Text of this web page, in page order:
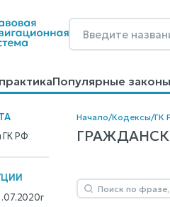
Популярные законы
материалыОбразцы
ГК РФ
Начало/Кодексы/ГК